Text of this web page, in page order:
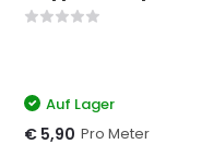
Auf Lager
€ 5,90 Pro Meter